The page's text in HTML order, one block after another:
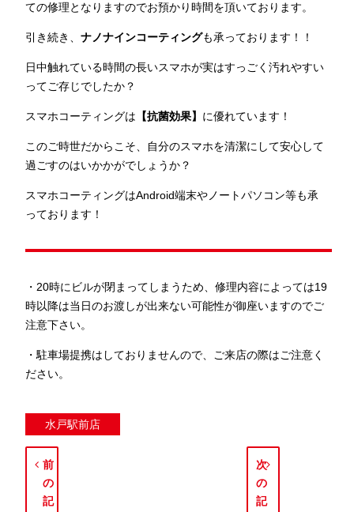
ての修理となりますのでお預かり時間を頂いております。
引き続き、 ナノナインコーティングも承っております！！
日中触れている時間の長いスマホが実はすっごく汚れやすい
ってご存じでしたか？
スマホコーティングは 【抗菌効果】 に優れています！
このご時世だからこそ、自分のスマホを清潔にして安心して
過ごすのはいかかがでしょうか？
スマホコーティングはAndroid端末やノートパソコン等も承
っております！
・20時にビルが閉まってしまうため、修理内容によっては19
時以降は当日のお渡しが出来ない可能性が御座いますのでご
注意下さい。
・駐車場提携はしておりませんので、ご来店の際はご注意く
ださい。
水戸駅前店
前
の
記
次
の
記